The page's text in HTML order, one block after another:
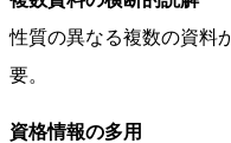
性質の異なる複数の資料
要。
資格情報の多用